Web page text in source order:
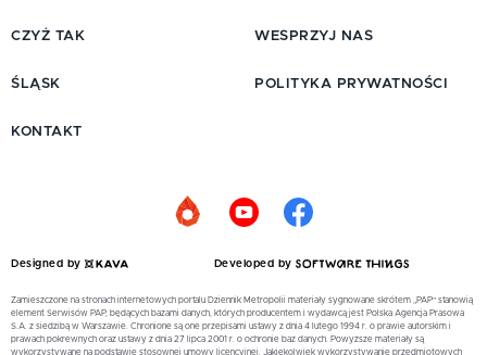
CZYŻ TAK
ŚLĄSK
WESPRZYJ NAS
POLITYKA PRYWATNOŚCI
KONTAKT
Designed by Developed by
Zamieszczone na stronach internetowych portalu Dziennik Metropolii materiały sygnowane skrótem „PAP” stanowią
element Serwisów PAP, będących bazami danych, których producentem i wydawcą jest Polska Agencja Prasowa
S.A. z siedzibą w Warszawie. Chronione są one przepisami ustawy z dnia 4 lutego 1994 r. o prawie autorskim i
prawach pokrewnych oraz ustawy z dnia 27 lipca 2001 r. o ochronie baz danych. Powyższe materiały są
wykorzystywane na podstawie stosownej umowy licencyjnej. Jakiekolwiek wykorzystywanie przedmiotowych